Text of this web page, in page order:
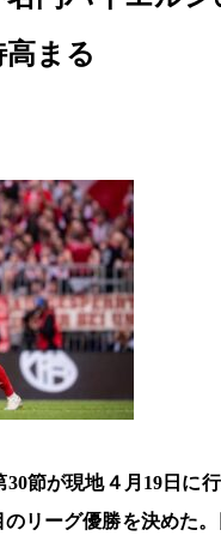
まる
30節が現地４月19日
のリーグ優勝を決めた